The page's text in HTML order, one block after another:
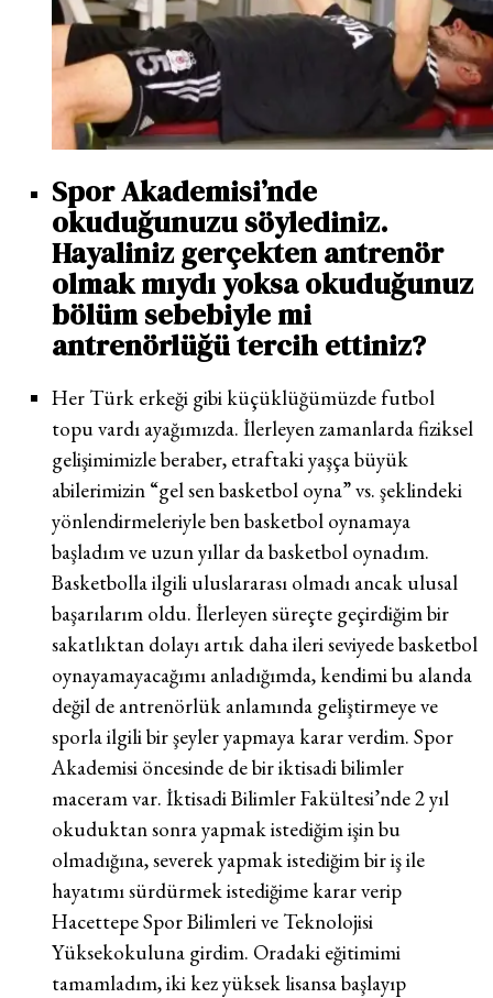
Spor Akademisi’nde
okuduğunuzu söylediniz.
Hayaliniz gerçekten antrenör
olmak mıydı yoksa okuduğunuz
bölüm sebebiyle mi
antrenörlüğü tercih ettiniz?
Her Türk erkeği gibi küçüklüğümüzde futbol
topu vardı ayağımızda. İlerleyen zamanlarda fiziksel
gelişimimizle beraber, etraftaki yaşça büyük
abilerimizin “gel sen basketbol oyna” vs. şeklindeki
yönlendirmeleriyle ben basketbol oynamaya
başladım ve uzun yıllar da basketbol oynadım.
Basketbolla ilgili uluslararası olmadı ancak ulusal
başarılarım oldu. İlerleyen süreçte geçirdiğim bir
sakatlıktan dolayı artık daha ileri seviyede basketbol
oynayamayacağımı anladığımda, kendimi bu alanda
değil de antrenörlük anlamında geliştirmeye ve
sporla ilgili bir şeyler yapmaya karar verdim. Spor
Akademisi öncesinde de bir iktisadi bilimler
maceram var. İktisadi Bilimler Fakültesi’nde 2 yıl
okuduktan sonra yapmak istediğim işin bu
olmadığına, severek yapmak istediğim bir iş ile
hayatımı sürdürmek istediğime karar verip
Hacettepe Spor Bilimleri ve Teknolojisi
Yüksekokuluna girdim. Oradaki eğitimimi
tamamladım, iki kez yüksek lisansa başlayıp